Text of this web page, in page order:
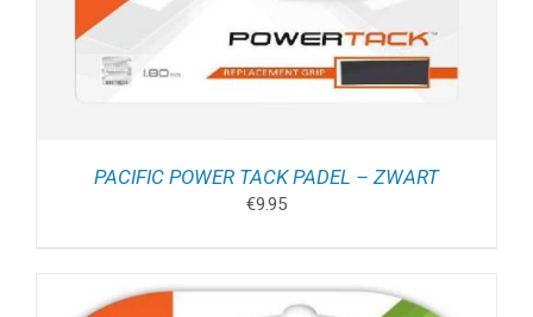
PACIFIC POWER TACK PADEL – ZWART
€9.95